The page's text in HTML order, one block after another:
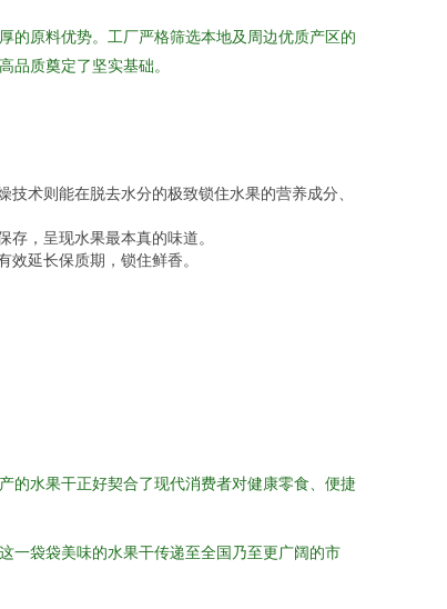
的原料优势。工厂严格筛选本地及周边优质产区的
质奠定了坚实基础。
术则能在脱去水分的极致锁住水果的营养成分、
，呈现水果最本真的味道。
延长保质期，锁住鲜香。
的水果干正好契合了现代消费者对健康零食、便捷
一袋袋美味的水果干传递至全国乃至更广阔的市